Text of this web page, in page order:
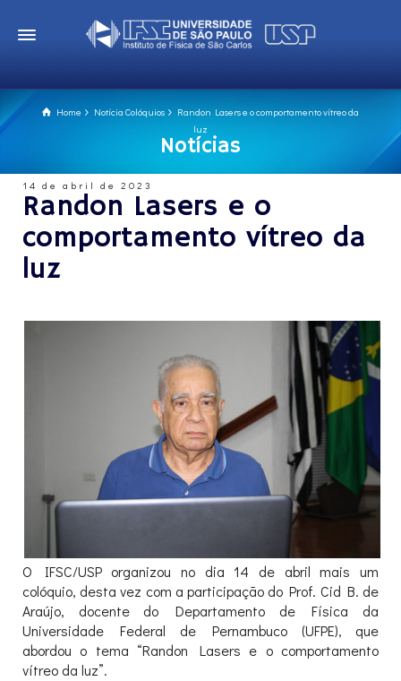
Home Notícia Colóquios
Randon Lasers e o comportamento vítreo da
luz
Notícias
14 de abril de 2023
Randon Lasers e o
comportamento vítreo da
luz
O IFSC/USP organizou no dia 14 de abril mais um
colóquio, desta vez com a participação do Prof. Cid B. de
Araújo, docente do Departamento de Física da
Universidade Federal de Pernambuco (UFPE), que
abordou o tema “Randon Lasers e o comportamento
vítreo da luz”.